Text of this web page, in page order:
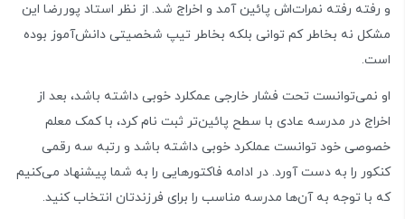
و رفته رفته نمرات‌اش پائین آمد و اخراج شد. از نظر استاد پوررضا این
مشکل نه بخاطر کم توانی بلکه بخاطر تیپ شخصیتی دانش‌آموز بوده
است.
او نمی‌توانست تحت فشار خارجی عمکلرد خوبی داشته باشد، بعد از
اخراج در مدرسه عادی با سطح پائین‌تر ثبت نام کرد، با کمک معلم
خصوصی خود توانست عملکرد خوبی داشته باشد و رتبه سه رقمی
کنکور را به دست آورد. در ادامه فاکتورهایی را به شما پیشنهاد می‌کنیم
که با توجه به آن‌ها مدرسه مناسب را برای فرزندتان انتخاب کنید.